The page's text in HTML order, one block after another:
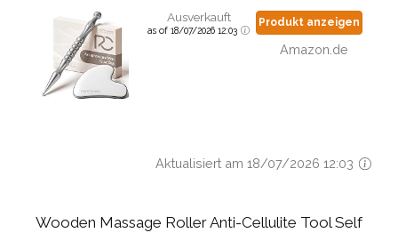
Ausverkauft
as of 18/07/2026 12:03
Produkt anzeigen
Amazon.de
Aktualisiert am 18/07/2026 12:03
Wooden Massage Roller Anti-Cellulite Tool Self